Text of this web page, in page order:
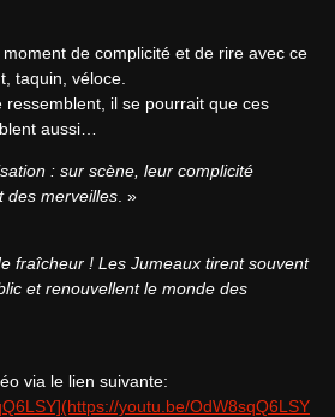
de complicité et de rire avec ce
taquin, véloce.
ressemblent, il se pourrait que ces
aussi…
: sur scène, leur complicité
des merveilles
fraîcheur ! Les Jumeaux tirent souvent
et renouvellent le monde des
youtu.be/OdW8sqQ6LSY